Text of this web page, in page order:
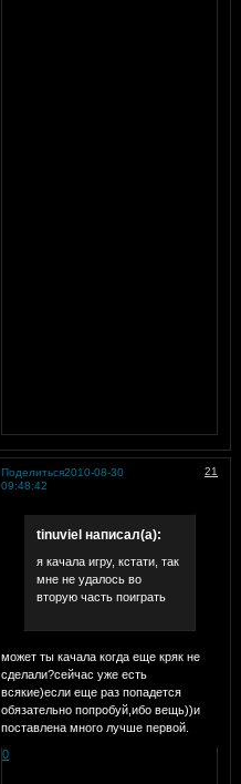
Поделиться 21
2010-08-30
09:48:42
tinuviel написал(а):
я качала игру, кстати, так
мне не удалось во
вторую часть поиграть
может ты качала когда еще кряк не
сделали?сейчас уже есть
всякие)если еще раз попадется
обязательно попробуй,ибо вещь))и
поставлена много лучше первой.
0